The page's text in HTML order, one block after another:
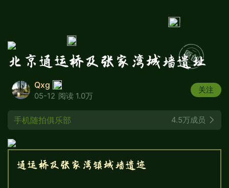
北京通运桥及张家湾城墙遗址
Qxg
05-12 阅读 1.0万
关注
手机随拍俱乐部 4.5万成员
通运桥及张家湾镇城墙遗迹